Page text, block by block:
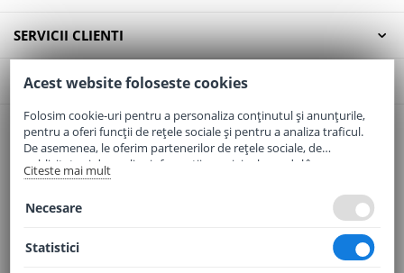
SERVICII CLIENTI
CONTACT
Email:office@elaptepraf.ro
Telefon:0745-964-449
Adresa:Sos. Borsului, Nr. 20, Oradea, Jud. Bihor
Acest website foloseste cookies
Folosim cookie-uri pentru a personaliza conținutul și anunțurile,
pentru a oferi funcții de rețele sociale și pentru a analiza traficul.
De asemenea, le oferim partenerilor de rețele sociale, de
publicitate și de analize informații cu privire la modul în care
folosiți site-ul nostru. Aceștia le pot combina cu alte informații
Citeste mai mult
Necesare
Statistici